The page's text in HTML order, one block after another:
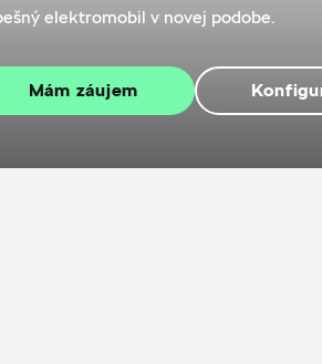
elektromobil v novej podobe.
Mám záujem